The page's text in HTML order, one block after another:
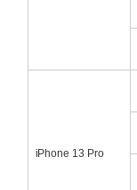
iPhone 13 Pro